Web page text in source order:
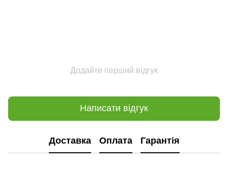
Додайте перший відгук
Написати відгук
Доставка Оплата Гарантія